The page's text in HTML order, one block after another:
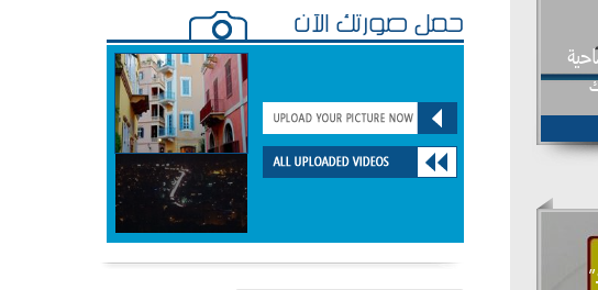
حمّل صورتك الآن